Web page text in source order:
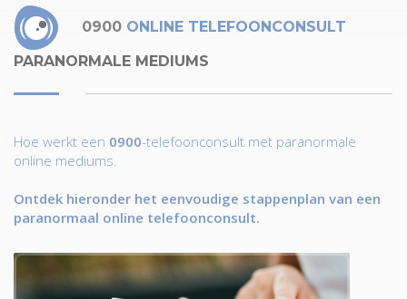
0900 ONLINE TELEFOONCONSULT
PARANORMALE MEDIUMS
Hoe werkt een 0900-telefoonconsult met paranormale
online mediums.
Ontdek hieronder het eenvoudige stappenplan van een
paranormaal online telefoonconsult.